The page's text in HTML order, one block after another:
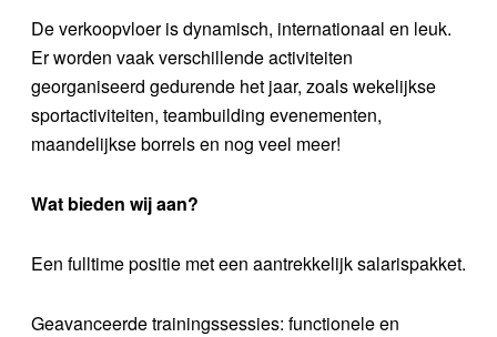
De verkoopvloer is dynamisch, internationaal en leuk.
Er worden vaak verschillende activiteiten
georganiseerd gedurende het jaar, zoals wekelijkse
sportactiviteiten, teambuilding evenementen,
maandelijkse borrels en nog veel meer!
Wat bieden wij aan?
Een fulltime positie met een aantrekkelijk salarispakket.
Geavanceerde trainingssessies: functionele en